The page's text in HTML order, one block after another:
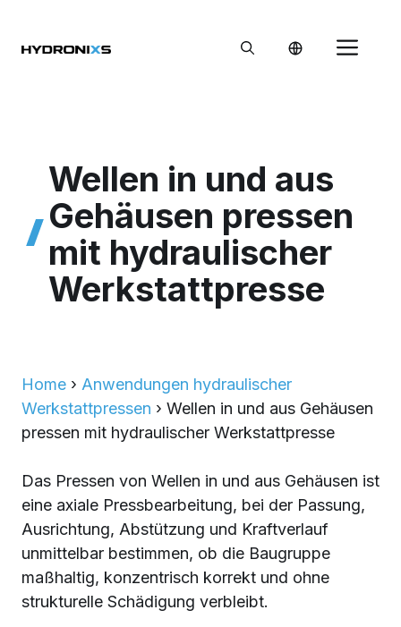
springen
Wellen in und aus
Gehäusen pressen
mit hydraulischer
Werkstattpresse
Home › Anwendungen hydraulischer
Werkstattpressen › Wellen in und aus Gehäusen
pressen mit hydraulischer Werkstattpresse
Das Pressen von Wellen in und aus Gehäusen ist
eine axiale Pressbearbeitung, bei der Passung,
Ausrichtung, Abstützung und Kraftverlauf
unmittelbar bestimmen, ob die Baugruppe
maßhaltig, konzentrisch korrekt und ohne
strukturelle Schädigung verbleibt.